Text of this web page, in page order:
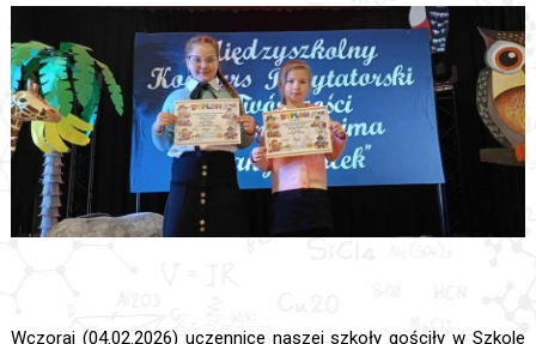
Wczoraj (04.02.2026) uczennice naszej szkoły gościły w Szkole